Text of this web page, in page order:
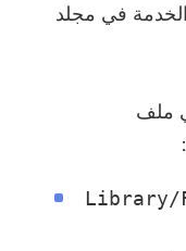
في مجلد
ملف
صالح.